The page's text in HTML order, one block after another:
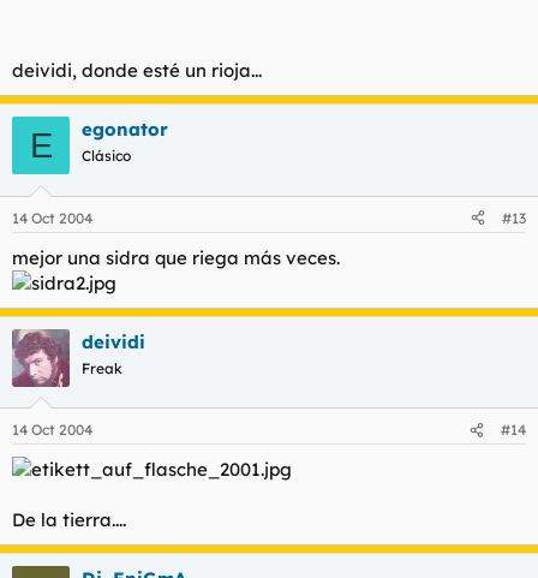
deividi, donde esté un rioja...
E egonator
Clásico
14 Oct 2004 #13
mejor una sidra que riega más veces.
deividi
Freak
14 Oct 2004 #14
De la tierra....